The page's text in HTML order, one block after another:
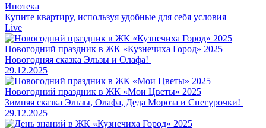
Ипотека
Купите квартиру, используя удобные для себя условия
Live
Новогодний праздник в ЖК «Кузнечиха Город» 2025
Новогодняя сказка Эльзы и Олафа!
29.12.2025
Новогодний праздник в ЖК «Мои Цветы» 2025
Зимняя сказка Эльзы, Олафа, Деда Мороза и Снегурочки!
29.12.2025